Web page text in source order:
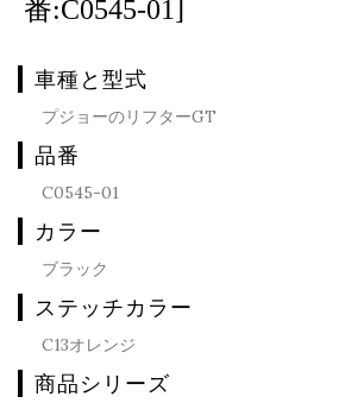
番:C0545-01]
車種と型式
プジョーのリフターGT
品番
C0545-01
カラー
ブラック
ステッチカラー
C13オレンジ
商品シリーズ